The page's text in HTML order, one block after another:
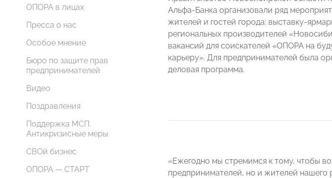
ОПОРА в лицах
Пресса о нас
Особое мнение
Бюро по защите прав
предпринимателей
Видео
Поздравления
Поддержка МСП.
Антикризисные меры
СВОй бизнес
ОПОРА — СТАРТ
Альфа-Банка организовали ряд
жителей и гостей города: выставку-
региональных производителей
вакансий для соискателей «ОПОРА на
карьеру». Для предпринимателей была
деловая программа.
«Ежегодно мы стремимся к тому, чтобы
предпринимателей, но и жителей нашего